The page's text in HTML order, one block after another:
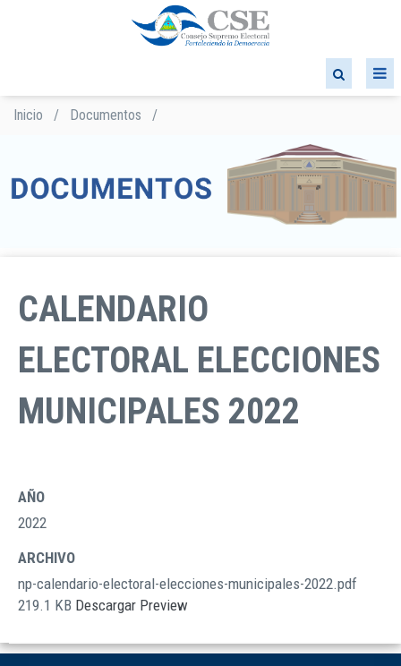
Sobrescribir
ayuda
a
Inicio / Documentos /
CALENDARIO
ELECTORAL ELECCIONES
MUNICIPALES 2022
AÑO
2022
ARCHIVO
np-calendario-electoral-elecciones-municipales-2022.pdf
219.1 KB Descargar Preview